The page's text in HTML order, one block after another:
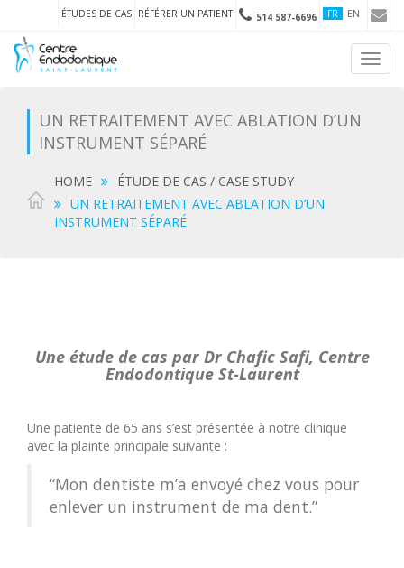
ÉTUDES DE CAS RÉFÉRER UN PATIENT 514 587-6696 FR EN
UN RETRAITEMENT AVEC ABLATION D’UN
INSTRUMENT SÉPARÉ
HOME
ÉTUDE DE CAS / CASE STUDY
UN RETRAITEMENT AVEC ABLATION D’UN
INSTRUMENT SÉPARÉ
Une étude de cas par Dr Chafic Safi, Centre
Endodontique St-Laurent
Une patiente de 65 ans s’est présentée à notre clinique
avec la plainte principale suivante :
“Mon dentiste m’a envoyé chez vous pour
enlever un instrument de ma dent.”